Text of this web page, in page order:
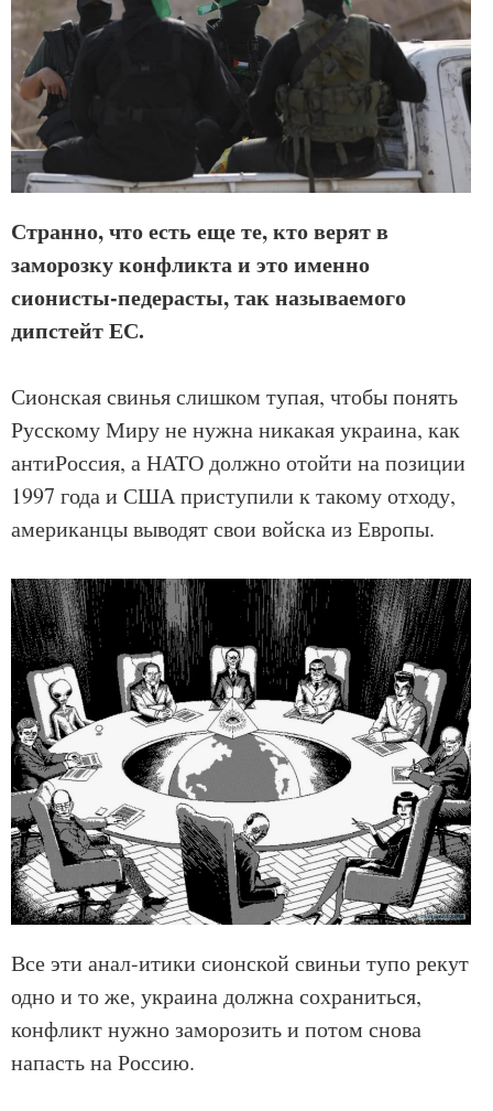
Странно, что есть еще те, кто верят в
заморозку конфликта и это именно
сионисты-педерасты, так называемого
дипстейт ЕС.
Сионская свинья слишком тупая, чтобы понять
Русскому Миру не нужна никакая украина, как
антиРоссия, а НАТО должно отойти на позиции
1997 года и США приступили к такому отходу,
американцы выводят свои войска из Европы.
Все эти анал-итики сионской свиньи тупо рекут
одно и то же, украина должна сохраниться,
конфликт нужно заморозить и потом снова
напасть на Россию.